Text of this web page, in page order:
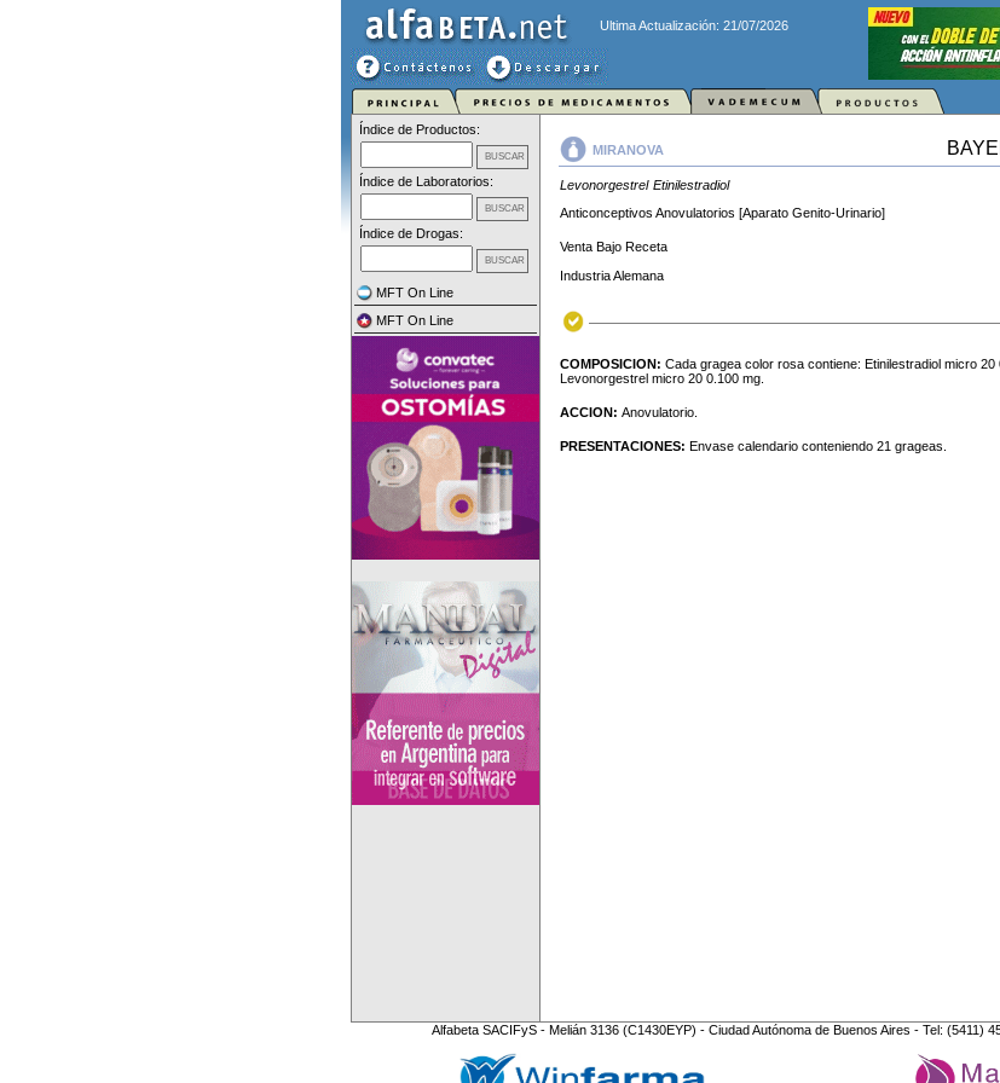
Ultima Actualización: 21/07/2026
Índice de Productos:
Índice de Laboratorios:
Índice de Drogas:
MFT On Line
MFT On Line
MIRANOVA
Levonorgestrel Etinilestradiol
Anticonceptivos Anovulatorios [Aparato Genito-Urinario]
Venta Bajo Receta
Industria Alemana
COMPOSICION: Cada gragea color rosa contiene: Etinilestradiol micro 20
Levonorgestrel micro 20 0.100 mg.
ACCION: Anovulatorio.
PRESENTACIONES: Envase calendario conteniendo 21 grageas.
Alfabeta SACIFyS - Melián 3136 (C1430EYP) - Ciudad Autónoma de Buenos Aires - Tel: (5411)